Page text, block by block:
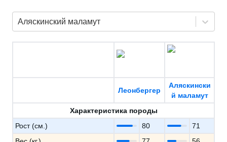
Аляскинский маламут
Леонбергер
Аляскински
й маламут
Характеристика породы
Рост (см.)
80
71